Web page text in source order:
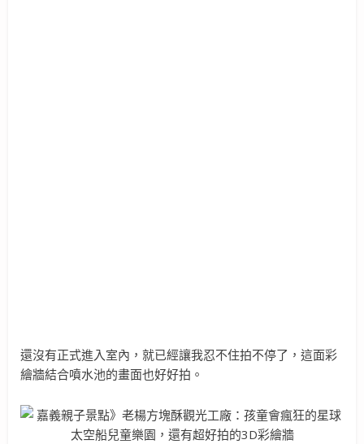
還沒有正式進入室內，就已經讓我忍不住拍不停了，這面彩
繪牆結合噴水池的畫面也好好拍。